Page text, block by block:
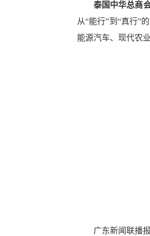
泰国中华总商
从“能行”到“真行”
能源汽车、现代农
广东新闻联播